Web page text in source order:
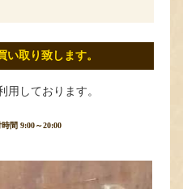
い取り致します。
用しております。
間 9:00～20:00